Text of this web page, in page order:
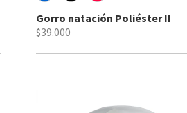
Gorro natación Poliéster II
$39.000